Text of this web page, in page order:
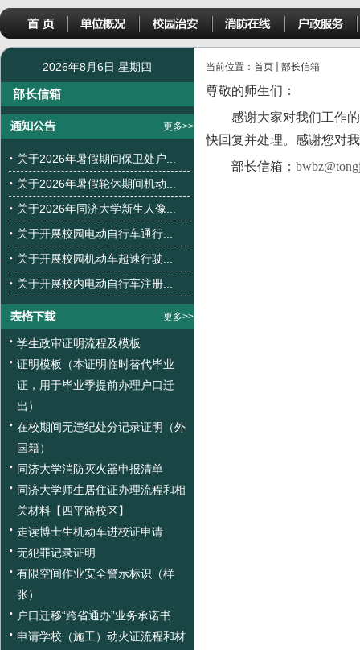
2026年8月6日 星期四
部长信箱
更多>>
关于2026年暑假期间保卫处户...
关于2026年暑假轮休期间机动...
关于2026年同济大学新生人像...
关于开展校园电动自行车通行...
关于开展校园机动车超速行驶...
关于开展校内电动自行车注册...
更多>>
学生政审证明流程及模板
证明模板（本证明临时替代毕业
证，用于毕业季提前办理户口迁
出）
在校期间无违纪处分记录证明（外
国籍）
同济大学消防灭火器申报清单
同济大学师生居住证办理流程和相
关材料【四平路校区】
走读博士生机动车进校证申请
无犯罪记录证明
有限空间作业安全警示标识（样
张）
户口迁移“跨省通办”业务承诺书
申请学校（施工）动火证流程和材
当前位置： 首页 部长信箱
尊敬的师生们：
感谢大家对我们工作
快回复并处理。感谢您对
部长信箱：